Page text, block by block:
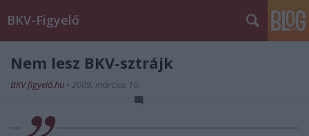
BKV-Figyelő
Nem lesz BKV-sztrájk
BKV figyelő.hu • 2009. március 16.